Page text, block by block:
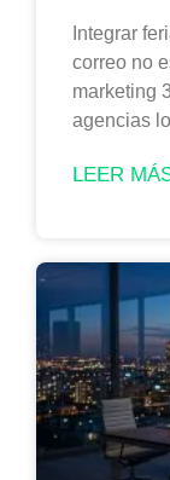
Integrar
correo no
marketing
agencias
LEER